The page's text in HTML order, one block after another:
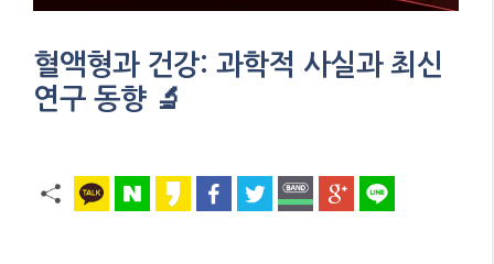
혈액형과 건강: 과학적 사실과 최신
연구 동향 🔬